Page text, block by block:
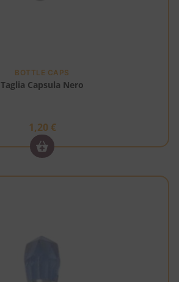
BOTTLE CAPS
Taglia Capsula Nero
1,20 €